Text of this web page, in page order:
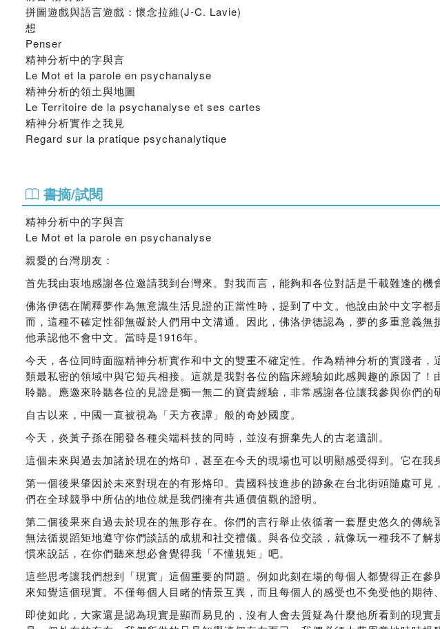
拼圖遊戲與語言遊戲：懷念拉維(J-C. Lavie)
想
Penser
精神分析中的字與言
Le Mot et la parole en psychanalyse
精神分析的領土與地圖
Le Territoire de la psychanalyse et ses cartes
精神分析實作之我見
Regard sur la pratique psychanalytique
書摘/試閱
精神分析中的字與言
Le Mot et la parole en psychanalyse
親愛的台灣朋友：
首先我由衷地感謝各位邀請我到台灣來。對我而言，能夠和各位對話是千載難逢的機
佛洛伊德在闡釋夢作為無意識生活見證的正當性時，提到了中文。他說由於中文字
而，這種不確定性卻無礙於人們用中文溝通。因此，佛洛伊德認為，夢的多重意義
他承認他不會中文。當時是1916年。
今天，各位同時面臨精神分析實作和中文的雙重不確定性。作為精神分析的實踐者
類最私密的領域中與它短兵相接。這就是我對各位的臨床經驗如此感興趣的原因了
聆聽。應邀來聆聽各位的見證是獨一無二的寶貴經驗，非常感謝各位讓我參與你們的
自古以來，中國一直被視為「天方夜譚」般的奇妙國度。
今天，炎黃子孫在開發各種尖端科技的同時，並沒有摒棄先人的古老遺訓。
這個未來與過去加諸於現在的烙印，甚至在今天的現場也可以明顯感受得到。它在我
第一個後果肇因於未來對現在的有形烙印。貴國科技進步的跡象在台北街頭隨處可
們在全球競爭中所佔的地位就是我們擁有共通價值觀的證明。
第二個後果來自過去於現在的無形存在。你們的言行舉止依循著一套歷史悠久的傳
無法循規蹈矩地遵守你們談話的成規和社交禮儀。與各位交談，就像玩一種我不了
慣來說話，在你們聽來想必會覺得我「不懂規矩」吧。
這些思考讓我們想到「現實」這個重要的問題。例如此刻在場的每個人都覺得正在
來知覺這個現實。不僅每個人目睹的情景互異，而且每個人的感受也不免受他的期待
即使如此，大家還是認為現實是顯而易見的，沒有人會去質疑為什麼他所看到的現